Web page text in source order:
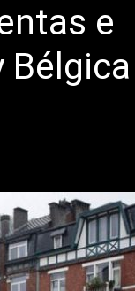
e
Bélgica